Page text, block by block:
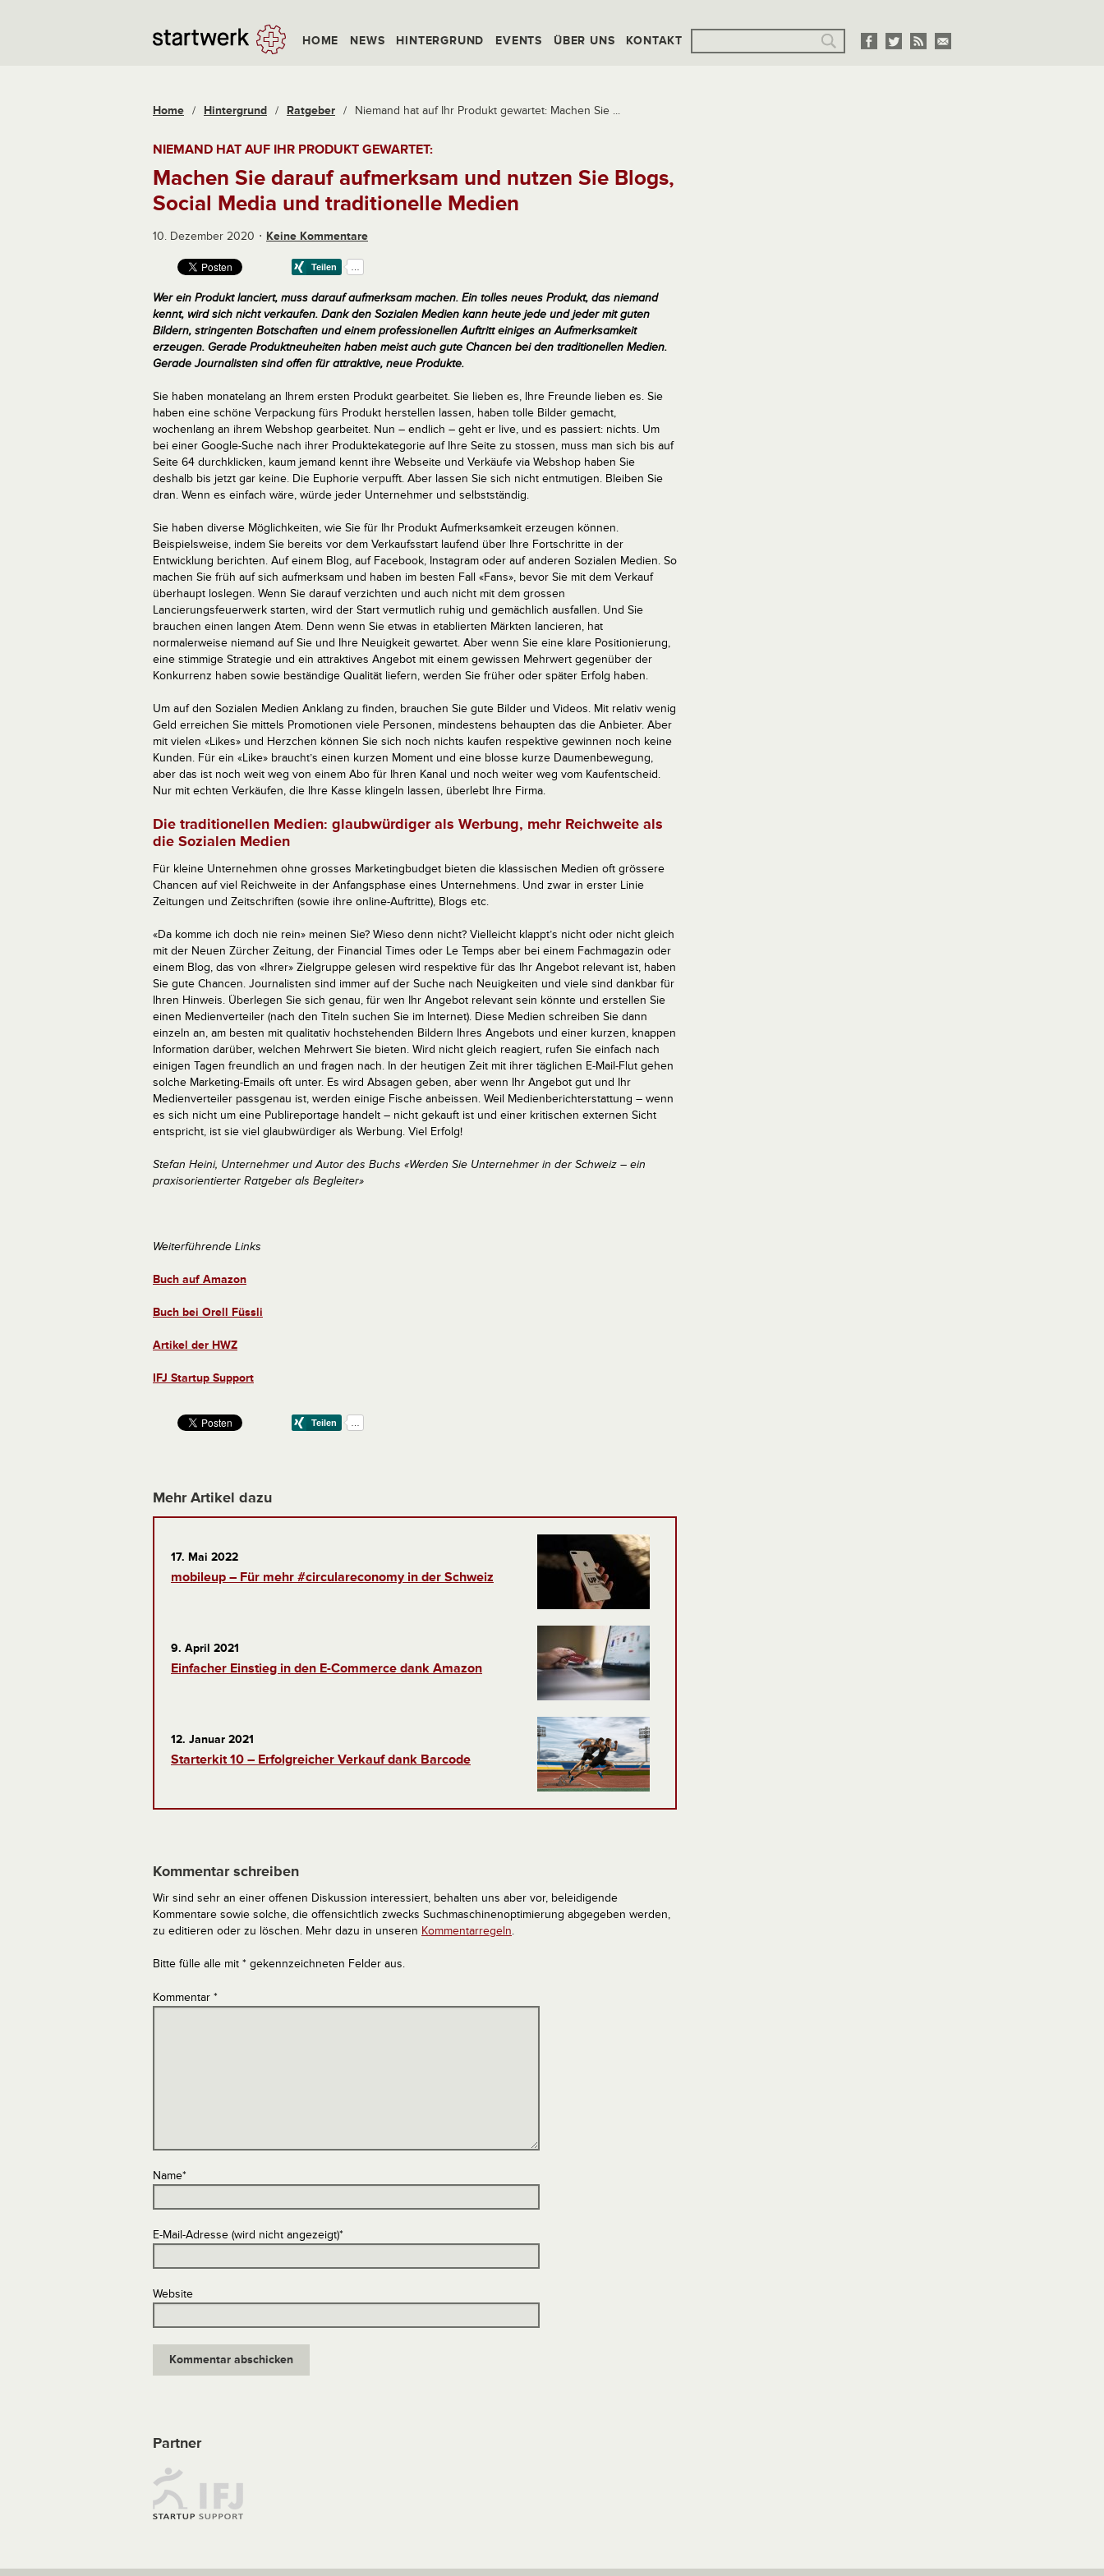
HOME NEWS HINTERGRUND EVENTS ÜBER UNS KONTAKT
Home / Hintergrund / Ratgeber / Niemand hat auf Ihr Produkt gewartet: Machen Sie ...
NIEMAND HAT AUF IHR PRODUKT GEWARTET:
Machen Sie darauf aufmerksam und nutzen Sie Blogs,
Social Media und traditionelle Medien
10. Dezember 2020 Keine Kommentare
Wer ein Produkt lanciert, muss darauf aufmerksam machen. Ein tolles neues Produkt, das niemand
kennt, wird sich nicht verkaufen. Dank den Sozialen Medien kann heute jede und jeder mit guten
Bildern, stringenten Botschaften und einem professionellen Auftritt einiges an Aufmerksamkeit
erzeugen. Gerade Produktneuheiten haben meist auch gute Chancen bei den traditionellen Medien.
Gerade Journalisten sind offen für attraktive, neue Produkte.
Sie haben monatelang an Ihrem ersten Produkt gearbeitet. Sie lieben es, Ihre Freunde lieben es. Sie
haben eine schöne Verpackung fürs Produkt herstellen lassen, haben tolle Bilder gemacht,
wochenlang an ihrem Webshop gearbeitet. Nun – endlich – geht er live, und es passiert: nichts. Um
bei einer Google-Suche nach ihrer Produktekategorie auf Ihre Seite zu stossen, muss man sich bis auf
Seite 64 durchklicken, kaum jemand kennt ihre Webseite und Verkäufe via Webshop haben Sie
deshalb bis jetzt gar keine. Die Euphorie verpufft. Aber lassen Sie sich nicht entmutigen. Bleiben Sie
dran. Wenn es einfach wäre, würde jeder Unternehmer und selbstständig.
Sie haben diverse Möglichkeiten, wie Sie für Ihr Produkt Aufmerksamkeit erzeugen können.
Beispielsweise, indem Sie bereits vor dem Verkaufsstart laufend über Ihre Fortschritte in der
Entwicklung berichten. Auf einem Blog, auf Facebook, Instagram oder auf anderen Sozialen Medien. So
machen Sie früh auf sich aufmerksam und haben im besten Fall «Fans», bevor Sie mit dem Verkauf
überhaupt loslegen. Wenn Sie darauf verzichten und auch nicht mit dem grossen
Lancierungsfeuerwerk starten, wird der Start vermutlich ruhig und gemächlich ausfallen. Und Sie
brauchen einen langen Atem. Denn wenn Sie etwas in etablierten Märkten lancieren, hat
normalerweise niemand auf Sie und Ihre Neuigkeit gewartet. Aber wenn Sie eine klare Positionierung,
eine stimmige Strategie und ein attraktives Angebot mit einem gewissen Mehrwert gegenüber der
Konkurrenz haben sowie beständige Qualität liefern, werden Sie früher oder später Erfolg haben.
Um auf den Sozialen Medien Anklang zu finden, brauchen Sie gute Bilder und Videos. Mit relativ wenig
Geld erreichen Sie mittels Promotionen viele Personen, mindestens behaupten das die Anbieter. Aber
mit vielen «Likes» und Herzchen können Sie sich noch nichts kaufen respektive gewinnen noch keine
Kunden. Für ein «Like» braucht’s einen kurzen Moment und eine blosse kurze Daumenbewegung,
aber das ist noch weit weg von einem Abo für Ihren Kanal und noch weiter weg vom Kaufentscheid.
Nur mit echten Verkäufen, die Ihre Kasse klingeln lassen, überlebt Ihre Firma.
Die traditionellen Medien: glaubwürdiger als Werbung, mehr Reichweite als
die Sozialen Medien
Für kleine Unternehmen ohne grosses Marketingbudget bieten die klassischen Medien oft grössere
Chancen auf viel Reichweite in der Anfangsphase eines Unternehmens. Und zwar in erster Linie
Zeitungen und Zeitschriften (sowie ihre online-Auftritte), Blogs etc.
«Da komme ich doch nie rein» meinen Sie? Wieso denn nicht? Vielleicht klappt’s nicht oder nicht gleich
mit der Neuen Zürcher Zeitung, der Financial Times oder Le Temps aber bei einem Fachmagazin oder
einem Blog, das von «Ihrer» Zielgruppe gelesen wird respektive für das Ihr Angebot relevant ist, haben
Sie gute Chancen. Journalisten sind immer auf der Suche nach Neuigkeiten und viele sind dankbar für
Ihren Hinweis. Überlegen Sie sich genau, für wen Ihr Angebot relevant sein könnte und erstellen Sie
einen Medienverteiler (nach den Titeln suchen Sie im Internet). Diese Medien schreiben Sie dann
einzeln an, am besten mit qualitativ hochstehenden Bildern Ihres Angebots und einer kurzen, knappen
Information darüber, welchen Mehrwert Sie bieten. Wird nicht gleich reagiert, rufen Sie einfach nach
einigen Tagen freundlich an und fragen nach. In der heutigen Zeit mit ihrer täglichen E-Mail-Flut gehen
solche Marketing-Emails oft unter. Es wird Absagen geben, aber wenn Ihr Angebot gut und Ihr
Medienverteiler passgenau ist, werden einige Fische anbeissen. Weil Medienberichterstattung – wenn
es sich nicht um eine Publireportage handelt – nicht gekauft ist und einer kritischen externen Sicht
entspricht, ist sie viel glaubwürdiger als Werbung. Viel Erfolg!
Stefan Heini, Unternehmer und Autor des Buchs «Werden Sie Unternehmer in der Schweiz – ein
praxisorientierter Ratgeber als Begleiter»
Weiterführende Links
Buch auf Amazon
Buch bei Orell Füssli
Artikel der HWZ
IFJ Startup Support
Mehr Artikel dazu
17. Mai 2022
mobileup – Für mehr #circulareconomy in der Schweiz
9. April 2021
Einfacher Einstieg in den E-Commerce dank Amazon
12. Januar 2021
Starterkit 10 – Erfolgreicher Verkauf dank Barcode
Kommentar schreiben
Wir sind sehr an einer offenen Diskussion interessiert, behalten uns aber vor, beleidigende
Kommentare sowie solche, die offensichtlich zwecks Suchmaschinenoptimierung abgegeben werden,
zu editieren oder zu löschen. Mehr dazu in unseren Kommentarregeln.
Bitte fülle alle mit * gekennzeichneten Felder aus.
Kommentar *
Name*
E-Mail-Adresse (wird nicht angezeigt)*
Website
Partner